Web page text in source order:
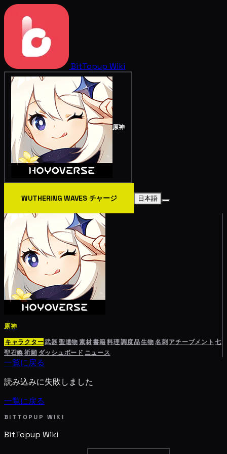
BitTopup Wiki
原神
WUTHERING WAVES チャージ 日本語
原神
キャラクター武器聖遺物素材書籍料理調度品生物名刺 アチーブメント 七
聖召喚祈願 ダッシュボード ニュース
一覧に戻る
読み込みに失敗しました
一覧に戻る
BITTOPUP WIKI
BitTopup Wiki